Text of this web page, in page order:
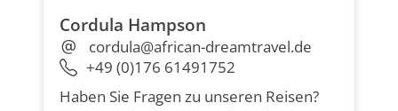
Cordula Hampson
cordula@african-dreamtravel.de
+49 (0)176 61491752
Haben Sie Fragen zu unseren Reisen?